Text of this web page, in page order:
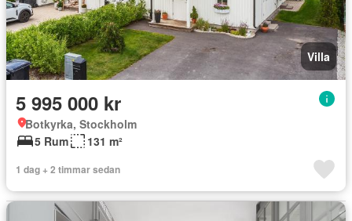
Villa
5 995 000 kr
Botkyrka, Stockholm
5 Rum
131 m²
1 dag + 2 timmar sedan